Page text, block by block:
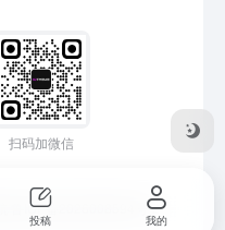
扫码加微信
鲁ICP备2026008594号-2
投稿 我的